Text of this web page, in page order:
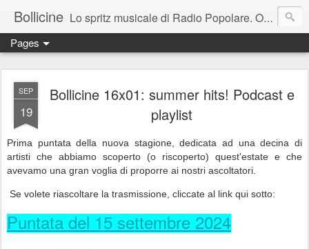
Bollicine Lo spritz musicale di Radio Popolare. Ogni domenica dalle 16.30 alle 17.30
Pages
SEP
19
Bollicine 16x01: summer hits! Podcast e
playlist
Prima puntata della nuova stagione, dedicata ad una decina di
artisti che abbiamo scoperto (o riscoperto) quest'estate e che
avevamo una gran voglia di proporre ai nostri ascoltatori.
Se volete riascoltare la trasmissione , cliccate al link qui sotto:
Puntata del 15 settembre 2024